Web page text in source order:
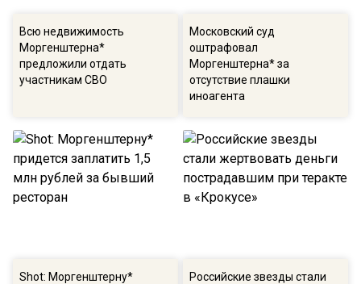
Всю недвижимость
Моргенштерна*
предложили отдать
участникам СВО
Московский суд
оштрафовал
Моргенштерна* за
отсутствие плашки
иноагента
Shot: Моргенштерну*
Российские звезды стали